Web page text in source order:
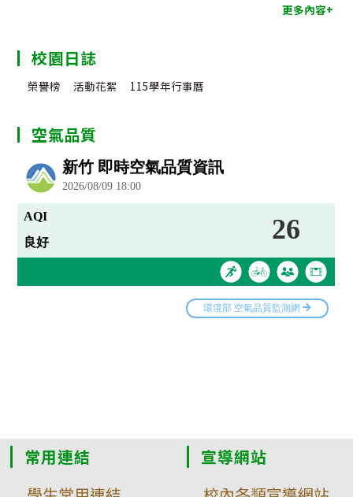
更多內容+
校園日誌
榮譽榜 活動花絮 115學年行事曆
空氣品質
常用連結
宣導網站